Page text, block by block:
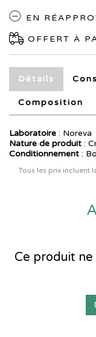
EN
OFFERT À
Détails
Composition
Laboratoire : Noreva
Nature de produit :
Conditionnement :
Tous les prix incluent
Ce produit